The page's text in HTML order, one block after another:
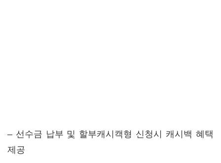
– 선수금 납부 및 할부캐시캑형 신청시 캐시백 혜택
제공